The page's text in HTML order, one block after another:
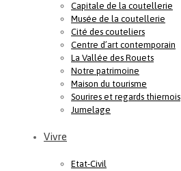
Capitale de la coutellerie
Musée de la coutellerie
Cité des couteliers
Centre d’art contemporain
La Vallée des Rouets
Notre patrimoine
Maison du tourisme
Sourires et regards thiernois
Jumelage
Vivre
Etat-Civil